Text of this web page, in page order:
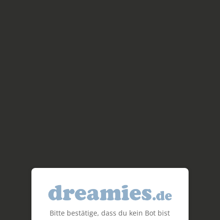
Bitte bestätige, dass du kein Bot bist